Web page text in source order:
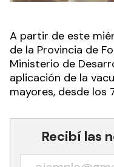
A partir de este
de la Provincia de
Ministerio de
aplicación de la
mayores, desde los
Recibí las